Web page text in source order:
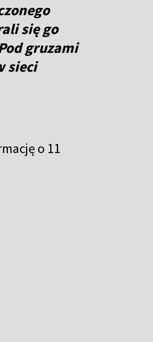
się go
gruzami
sieci
o 11